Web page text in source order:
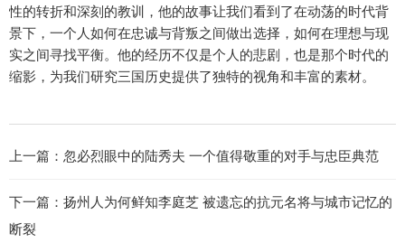
性的转折和深刻的教训，他的故事让我们看到了在动荡的时代背
景下，一个人如何在忠诚与背叛之间做出选择，如何在理想与现
实之间寻找平衡。他的经历不仅是个人的悲剧，也是那个时代的
缩影，为我们研究三国历史提供了独特的视角和丰富的素材。
上一篇： 忽必烈眼中的陆秀夫 一个值得敬重的对手与忠臣典范
下一篇： 扬州人为何鲜知李庭芝 被遗忘的抗元名将与城市记忆的
断裂